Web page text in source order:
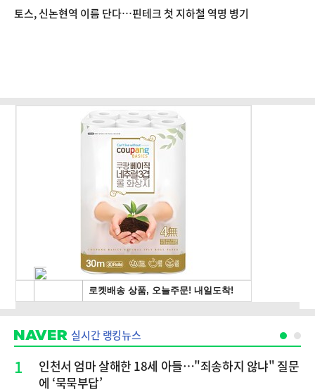
토스, 신논현역 이름 단다…핀테크 첫 지하철 역명 병기
실시간 랭킹뉴스
1
인천서 엄마 살해한 18세 아들…"죄송하지 않냐" 질문
에 ‘묵묵부답’